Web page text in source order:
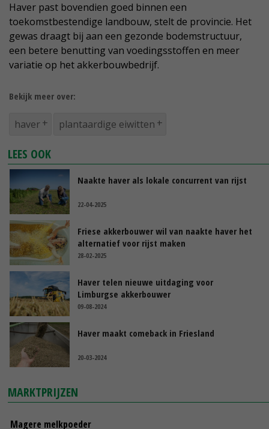
Haver past bovendien goed binnen een
toekomstbestendige landbouw, stelt de provincie. Het
gewas draagt bij aan een gezonde bodemstructuur,
een betere benutting van voedingsstoffen en meer
variatie op het akkerbouwbedrijf.
Bekijk meer over:
haver plantaardige eiwitten
LEES OOK
Naakte haver als lokale concurrent van rijst
22-04-2025
Friese akkerbouwer wil van naakte haver het
alternatief voor rijst maken
28-02-2025
Haver telen nieuwe uitdaging voor
Limburgse akkerbouwer
09-08-2024
Haver maakt comeback in Friesland
20-03-2024
MARKTPRIJZEN
Magere melkpoeder